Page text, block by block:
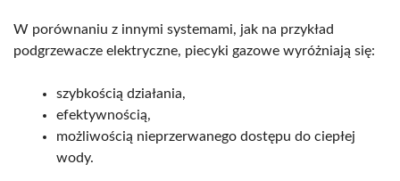
W porównaniu z innymi systemami, jak na przykład
podgrzewacze elektryczne, piecyki gazowe wyróżniają się:
szybkością działania,
efektywnością,
możliwością nieprzerwanego dostępu do ciepłej
wody.